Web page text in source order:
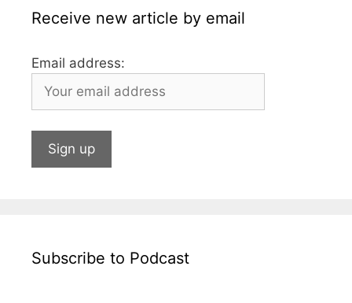
Receive new article by email
Email address:
Subscribe to Podcast